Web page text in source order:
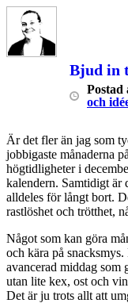
Bjud in
Postad
och
Är det fler än jag som
jobbigaste månaderna
högtidligheter i
kalendern. Samtidigt är
alldeles för långt bort.
rastlöshet och trötthet,
Något som kan göra
och kära på
avancerad middag som
utan lite kex, ost och
Det är ju trots allt att